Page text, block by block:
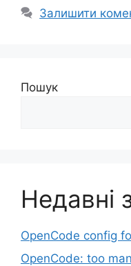
Залишити
Пошук
Недавні
OpenCode config
OpenCode: too